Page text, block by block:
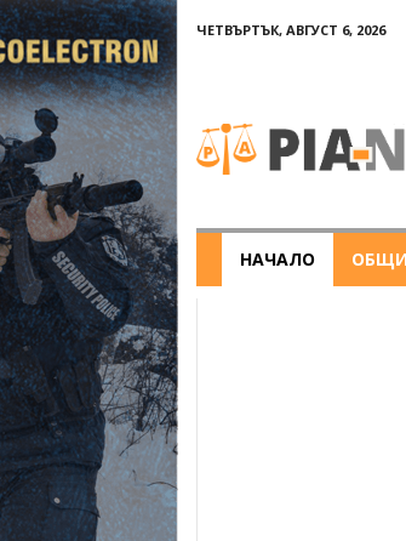
ЧЕТВЪРТЪК, АВГУСТ 6, 2026
НАЧАЛО